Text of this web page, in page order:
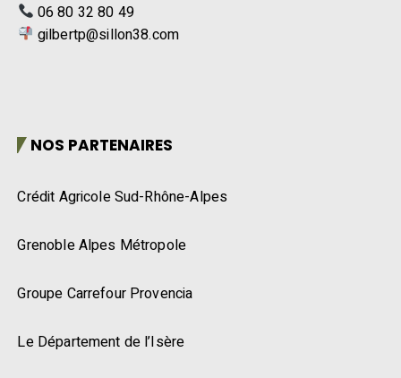
06 80 32 80 49
gilbertp@sillon38.com
NOS PARTENAIRES
Crédit Agricole Sud-Rhône-Alpes
Grenoble Alpes Métropole
Groupe Carrefour Provencia
Le Département de l’Isère